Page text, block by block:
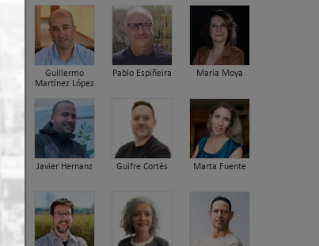
Guillermo
Martínez López
Pablo Espiñeira María Moya
Javier Hernanz Guifre Cortés Marta Fuente